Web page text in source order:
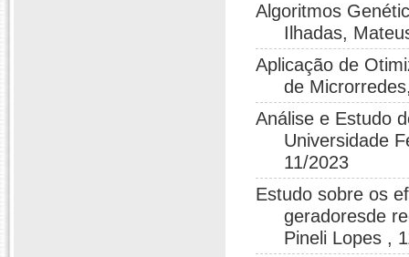
Algoritmos
Ilhadas,
Aplicação de
de
Análise e Estudo
Universidade
11/2023
Estudo sobre os
geradoresde
Pineli Lopes ,